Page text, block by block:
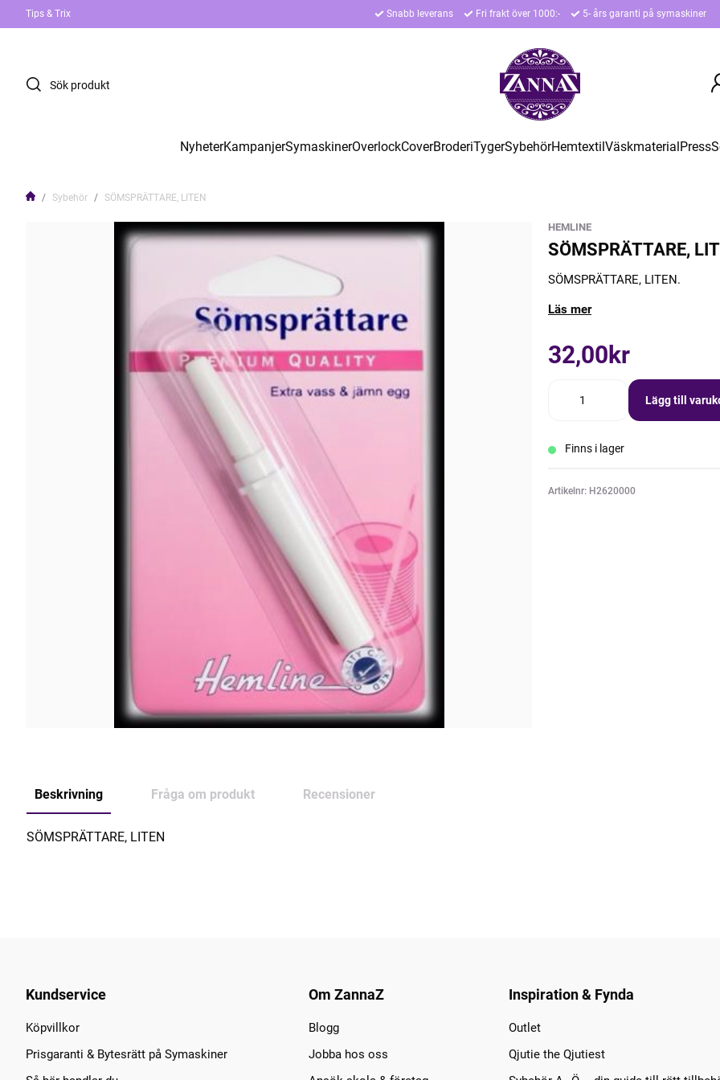
Tips & Trix Snabb leverans Fri frakt över 1000:- 5- års garanti på symaskiner
NyheterKampanjerSymaskinerOverlockCoverBroderiTygerSybehörHemtextilVäskmaterialPress
Sybehör SÖMSPRÄTTARE, LITEN
HEMLINE
SÖMSPRÄTTARE,
SÖMSPRÄTTARE, LITEN.
Läs mer
32,00kr
Lägg till
Finns i lager
Artikelnr: H2620000
Beskrivning Fråga om produkt Recensioner
SÖMSPRÄTTARE, LITEN
Kundservice
Köpvillkor
Prisgaranti & Bytesrätt på Symaskiner
Om ZannaZ
Blogg
Jobba hos oss
Inspiration & Fynda
Outlet
Qjutie the Qjutiest